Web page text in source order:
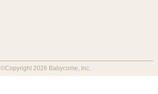
©Copyright 2026 Babycome, Inc.